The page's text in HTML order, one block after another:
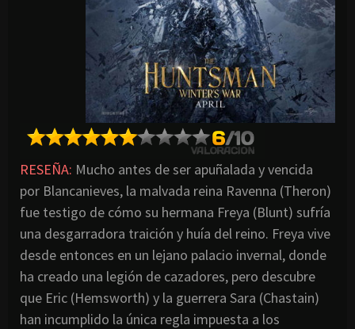
RESEÑA: Mucho antes de ser apuñalada y vencida
por Blancanieves, la malvada reina Ravenna (Theron)
fue testigo de cómo su hermana Freya (Blunt) sufría
una desgarradora traición y huía del reino. Freya vive
desde entonces en un lejano palacio invernal, donde
ha creado una legión de cazadores, pero descubre
que Eric (Hemsworth) y la guerrera Sara (Chastain)
han incumplido la única regla impuesta a los